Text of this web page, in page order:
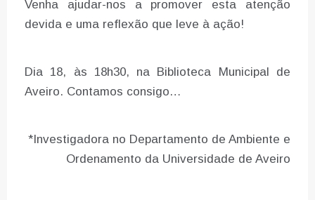
Venha ajudar-nos a promover esta atenção
devida e uma reflexão que leve à ação!
Dia 18, às 18h30, na Biblioteca Municipal de
Aveiro. Contamos consigo…
*Investigadora no Departamento de Ambiente e
Ordenamento da Universidade de Aveiro